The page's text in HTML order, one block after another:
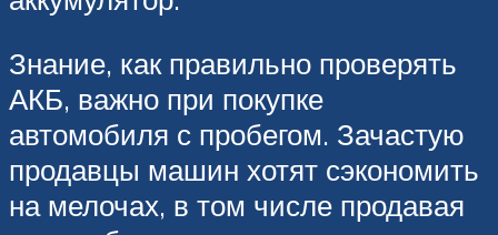
Знание, как правильно проверять
АКБ, важно при покупке
автомобиля с пробегом. Зачастую
продавцы машин хотят сэкономить
на мелочах, в том числе продавая